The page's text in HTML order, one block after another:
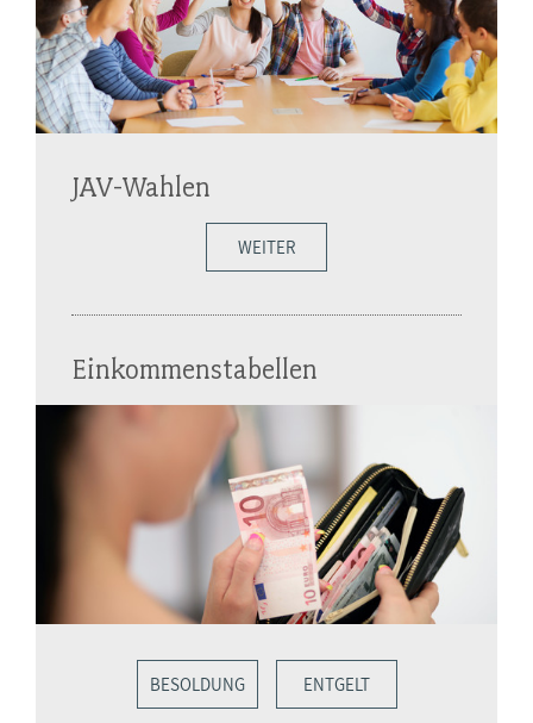
JAV-Wahlen
WEITER
Einkommenstabellen
BESOLDUNG ENTGELT